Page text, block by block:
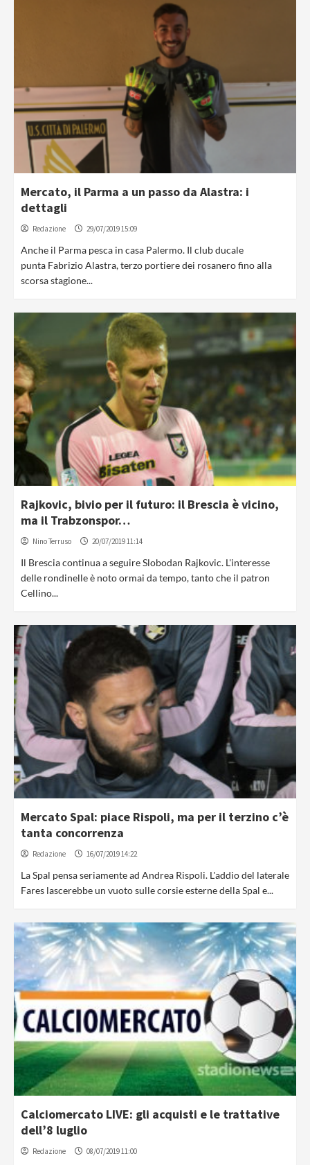
Mercato, il Parma a un passo da Alastra: i
dettagli
Redazione 29/07/2019 15:09
Anche il Parma pesca in casa Palermo. Il club ducale
punta Fabrizio Alastra, terzo portiere dei rosanero fino alla
scorsa stagione...
Rajkovic, bivio per il futuro: il Brescia è vicino,
ma il Trabzonspor…
Nino Terruso 20/07/2019 11:14
Il Brescia continua a seguire Slobodan Rajkovic. L'interesse
delle rondinelle è noto ormai da tempo, tanto che il patron
Cellino...
Mercato Spal: piace Rispoli, ma per il terzino c’è
tanta concorrenza
Redazione 16/07/2019 14:22
La Spal pensa seriamente ad Andrea Rispoli. L'addio del laterale
Fares lascerebbe un vuoto sulle corsie esterne della Spal e...
Calciomercato LIVE: gli acquisti e le trattative
dell’8 luglio
Redazione 08/07/2019 11:00